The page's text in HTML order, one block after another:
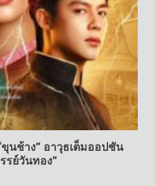
นช้าง” อาวุธเต็มออปชัน
รย์วันทอง”